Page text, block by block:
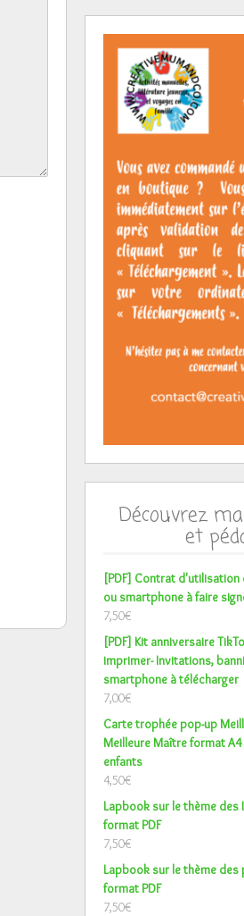
Découvrez
et
[PDF] Contrat
ou smartphone à faire
7,50€
[PDF] Kit anniversaire
imprimer- Invitations,
smartphone à télécharger
7,00€
Carte trophée pop-up
Meilleure Maître format
enfants
4,50€
Lapbook sur le thème des
format PDF
7,50€
Lapbook sur le thème
format PDF
7,50€